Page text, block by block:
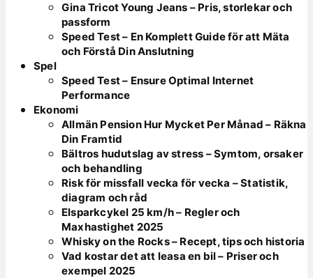
Gina Tricot Young Jeans – Pris, storlekar och
passform
Speed Test – En Komplett Guide för att Mäta
och Förstå Din Anslutning
Spel
Speed Test – Ensure Optimal Internet
Performance
Ekonomi
Allmän Pension Hur Mycket Per Månad – Räkna
Din Framtid
Bältros hudutslag av stress – Symtom, orsaker
och behandling
Risk för missfall vecka för vecka – Statistik,
diagram och råd
Elsparkcykel 25 km/h – Regler och
Maxhastighet 2025
Whisky on the Rocks – Recept, tips och historia
Vad kostar det att leasa en bil – Priser och
exempel 2025